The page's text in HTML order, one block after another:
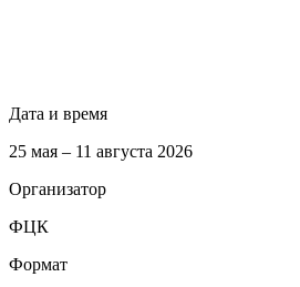
Дата и время
25 мая – 11 августа 2026
Организатор
ФЦК
Формат